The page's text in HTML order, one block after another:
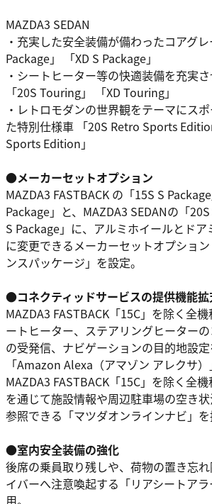
MAZDA3 SEDAN
・充実した安全装備が備わったコアグ
Package」 「XD S Package」
・シートヒーター等の快適装備を充実
「20S Touring」 「XD Touring」
・レトロモダンの世界観をテーマにス
た特別仕様車 「20S Retro Sports
Sports Edition」
●メーカーセットオプション
MAZDA3 FASTBACK の「15S S
Package」と、MAZDA3 SEDANの「
S Package」に、アルミホイールとド
に変更できるメーカーセットオプショ
ンスパッケージ」を設定。
●コネクティッドサービスの提供機能拡
MAZDA3 FASTBACK「15C」を除く全
ートヒーター、ステアリングヒーター
の受発信、ナビゲーションの目的地設
「Amazon Alexa（アマゾン アレクサ）
MAZDA3 FASTBACK「15C」を除く全
を通じて施設情報や周辺駐車場の空き
参照できる「マツダオンラインナビ」を
●室内安全装備の強化
後席の乗員取り残しや、荷物の置き忘
イバーへ注意喚起する「リアシートア
用。